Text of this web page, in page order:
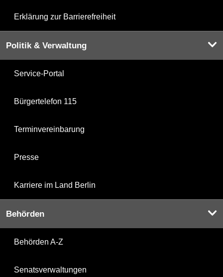
Erklärung zur Barrierefreiheit
Politik & Verwaltung
Service-Portal
Bürgertelefon 115
Terminvereinbarung
Presse
Karriere im Land Berlin
Behörden
Behörden A-Z
Senatsverwaltungen